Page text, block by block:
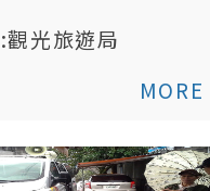
光旅遊局
MORE